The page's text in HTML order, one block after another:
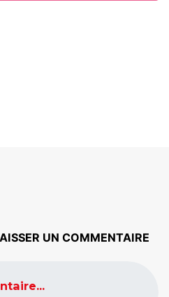
UN COMMENTAIRE